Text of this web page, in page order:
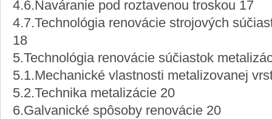
4.6.Naváranie pod roztavenou troskou 17
4.7.Technológia renovácie strojových
18
5.Technológia renovácie súčiastok
5.1.Mechanické vlastnosti metalizovanej
5.2.Technika metalizácie 20
6.Galvanické spôsoby renovácie 20